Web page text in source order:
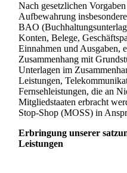
Nach gesetzlichen
Aufbewahrung
BAO
Konten, Belege,
Einnahmen und Ausgaben,
Zusammenhang mit
Unterlagen im
Leistungen,
Fernsehleistungen, die an
Mitgliedstaaten erbracht
Stop-Shop (MOSS) in
Erbringung unserer
Leistungen